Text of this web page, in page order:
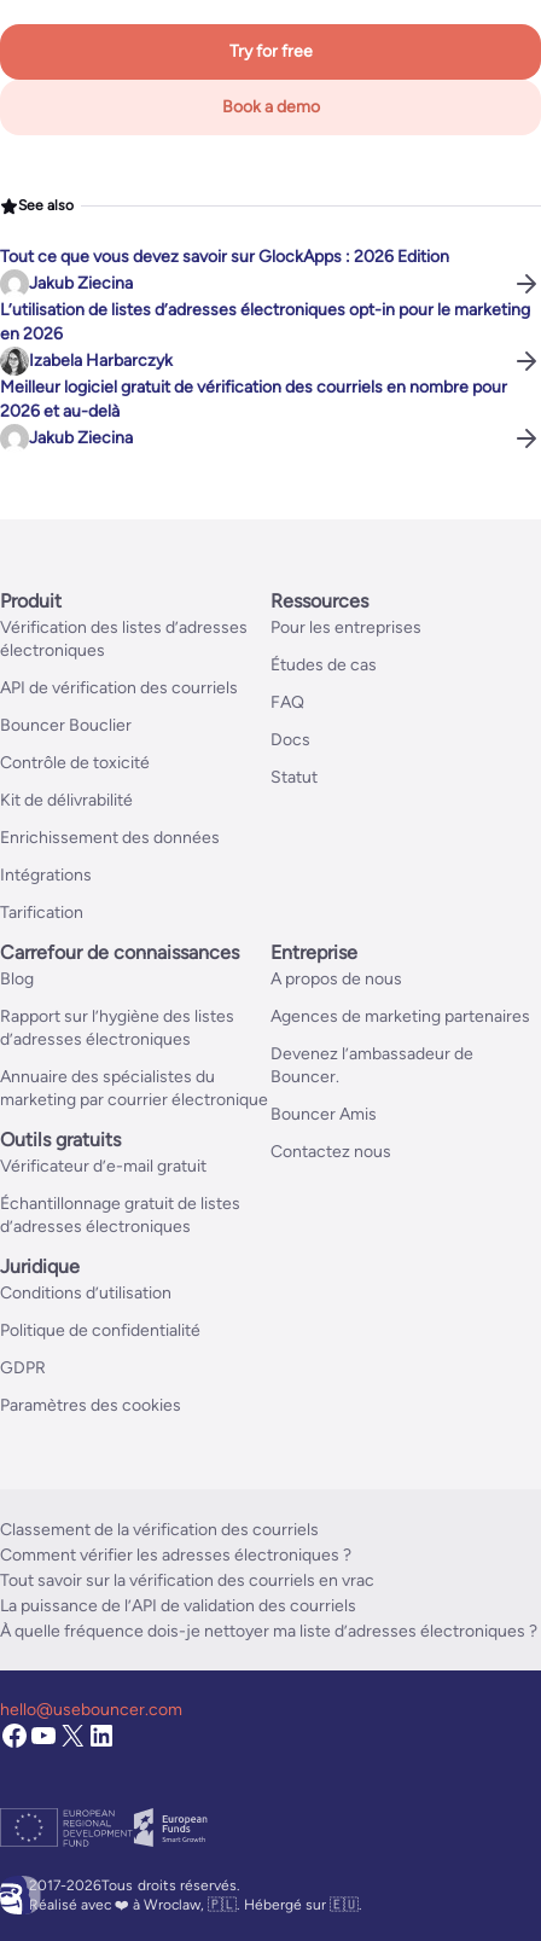
Try for free
Book a demo
See also
Tout ce que vous devez savoir sur GlockApps : 2026 Edition
Jakub Ziecina
L’utilisation de listes d’adresses électroniques opt-in pour le marketing
en 2026
Izabela Harbarczyk
Meilleur logiciel gratuit de vérification des courriels en nombre pour
2026 et au-delà
Jakub Ziecina
Produit
Vérification des listes d’adresses
électroniques
API de vérification des courriels
Bouncer Bouclier
Contrôle de toxicité
Kit de délivrabilité
Enrichissement des données
Intégrations
Tarification
Ressources
Pour les entreprises
Études de cas
FAQ
Docs
Statut
Carrefour de connaissances
Blog
Rapport sur l’hygiène des listes
d’adresses électroniques
Annuaire des spécialistes du
marketing par courrier électronique
Outils gratuits
Vérificateur d’e-mail gratuit
Échantillonnage gratuit de listes
d’adresses électroniques
Entreprise
A propos de nous
Agences de marketing partenaires
Devenez l’ambassadeur de
Bouncer.
Bouncer Amis
Contactez nous
Juridique
Conditions d’utilisation
Politique de confidentialité
GDPR
Paramètres des cookies
Classement de la vérification des courriels
Comment vérifier les adresses électroniques ?
Tout savoir sur la vérification des courriels en vrac
La puissance de l’API de validation des courriels
À quelle fréquence dois-je nettoyer ma liste d’adresses électroniques ?
2017-2026Tous droits réservés.
Réalisé avec ❤️ à Wroclaw, 🇵🇱. Hébergé sur 🇪🇺.
hello@usebouncer.com